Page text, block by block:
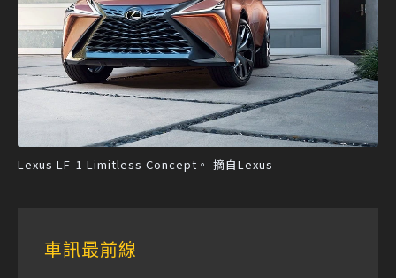
Lexus LF-1 Limitless Concept。 摘自Lexus
車訊最前線